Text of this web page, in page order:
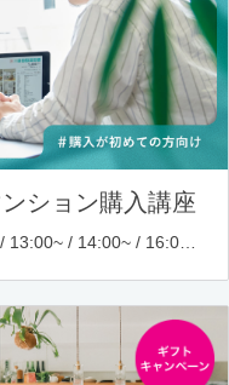
ション購入講座